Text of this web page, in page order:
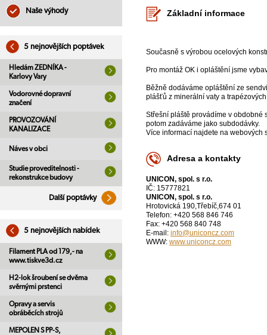
Naše výhody
5 nejnovějších poptávek
Hledám ZEDNÍKA -
Karlovy Vary
Vodorovné dopravní
značení
PROVOZOVÁNÍ
KANALIZACE
Náves v obci
Studie proveditelnosti -
rekonstrukce budovy
Další poptávky
5 nejnovějších nabídek
Filament PLA od 179,- na
www.tiskve3d.cz
H2-lok šroubení se dvěma
svěrnými prstenci
Opravy a servis
obráběcích strojů
MEPOLEN S PP-S,
Základní informace
Současně s výrobou ocelových
Pro montáž OK i opláštění jsme
Běžně dodáváme opláštění ze
plášťů z minerální vaty a
Střešní pláště provádíme v obdobné
potom zadáváme jako subdodávky.
Více informací najdete na webových
Adresa a kontakty
UNICON, spol. s r.o.
IČ: 15777821
UNICON, spol. s r.o.
Hrotovická 190,Třebíč,674 01
Telefon: +420 568 846 746
Fax: +420 568 840 748
E-mail: info@uniconcz.com
WWW: www.uniconcz.com